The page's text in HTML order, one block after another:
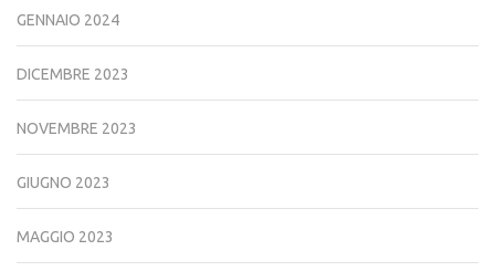
GENNAIO 2024
DICEMBRE 2023
NOVEMBRE 2023
GIUGNO 2023
MAGGIO 2023